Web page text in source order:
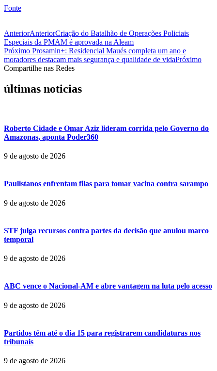
Fonte
AnteriorAnteriorCriação do Batalhão de Operações Policiais
Especiais da PMAM é aprovada na Aleam
Próximo Prosamin+: Residencial Maués completa um ano e
moradores destacam mais segurança e qualidade de vidaPróximo
Compartilhe nas Redes
últimas noticias
Roberto Cidade e Omar Aziz lideram corrida pelo Governo do
Amazonas, aponta Poder360
9 de agosto de 2026
Paulistanos enfrentam filas para tomar vacina contra sarampo
9 de agosto de 2026
STF julga recursos contra partes da decisão que anulou marco
temporal
9 de agosto de 2026
ABC vence o Nacional-AM e abre vantagem na luta pelo acesso
9 de agosto de 2026
Partidos têm até o dia 15 para registrarem candidaturas nos
tribunais
9 de agosto de 2026